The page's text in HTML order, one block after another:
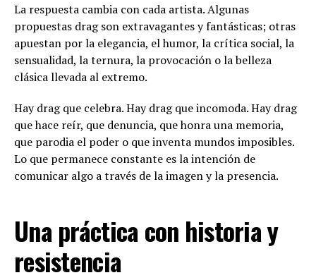
La respuesta cambia con cada artista. Algunas
propuestas drag son extravagantes y fantásticas; otras
apuestan por la elegancia, el humor, la crítica social, la
sensualidad, la ternura, la provocación o la belleza
clásica llevada al extremo.
Hay drag que celebra. Hay drag que incomoda. Hay drag
que hace reír, que denuncia, que honra una memoria,
que parodia el poder o que inventa mundos imposibles.
Lo que permanece constante es la intención de
comunicar algo a través de la imagen y la presencia.
Una práctica con historia y
resistencia